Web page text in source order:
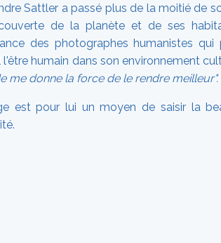
Sattler a passé plus de la moitié de
de la planète et de ses
des photographes humanistes
l'être humain dans son environnement
me donne la force de le rendre meilleur".
est pour lui un moyen de saisir la